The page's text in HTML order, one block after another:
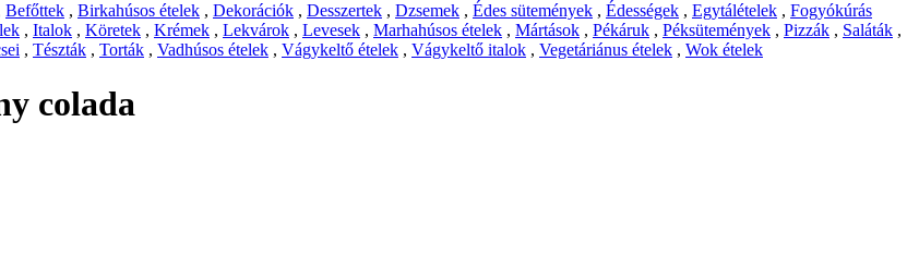
Befőttek , Birkahúsos ételek , Dekorációk , Desszertek , Dzsemek , Édes sütemények , Édességek , Egytálételek , Fogyókúrás
, Italok , Köretek , Krémek , Lekvárok , Levesek , Marhahúsos ételek , Mártások , Pékáruk , Péksütemények , Pizzák , Saláták ,
, Tészták , Torták , Vadhúsos ételek , Vágykeltő ételek , Vágykeltő italok , Vegetáriánus ételek , Wok ételek
colada